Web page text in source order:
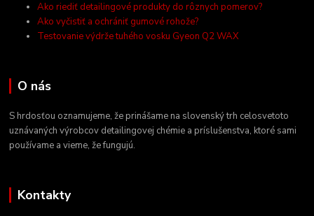
Ako riediť detailingové produkty do rôznych pomerov?
Ako vyčistiť a ochrániť gumové rohože?
Testovanie výdrže tuhého vosku Gyeon Q2 WAX
O nás
S hrdosťou oznamujeme, že prinášame na slovenský trh celosvetoto
uznávaných výrobcov detailingovej chémie a príslušenstva, ktoré sami
používame a vieme, že fungujú.
Kontakty